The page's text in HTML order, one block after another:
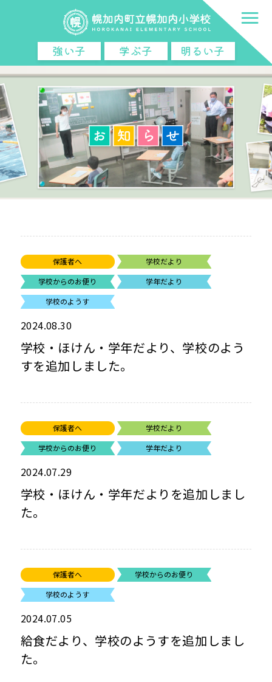
強い子 学ぶ子 明るい子
保護者へ
学校だより
学校からのお便り
学年だより
学校のようす
2024.08.30
学校・ほけん・学年だより、学校のよう
すを追加しました。
保護者へ
学校だより
学校からのお便り
学年だより
2024.07.29
学校・ほけん・学年だよりを追加しまし
た。
保護者へ
学校からのお便り
学校のようす
2024.07.05
給食だより、学校のようすを追加しまし
た。